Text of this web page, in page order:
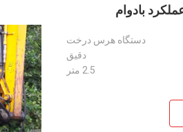
بادوام
دستگاه هرس درخت
دقیق
2.5 متر